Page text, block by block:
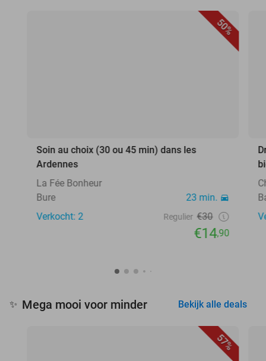
50%
Soin au choix (30 ou 45 min) dans les
Ardennes
La Fée Bonheur
Bure
23 min.
Verkocht: 2
Regulier €30
€14,90
✨ Mega mooi voor minder Bekijk alle deals
57%